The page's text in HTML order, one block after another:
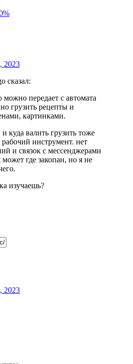
2023
сказал:
можно передает с автомата
грузить рецепты и
картинками.
куда валить грузить тоже
инструмент. нет
и связок с мессенджерами
может где закопан, но я не
изучаешь?
2023